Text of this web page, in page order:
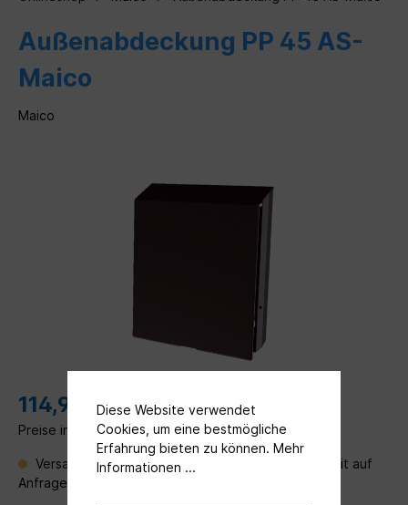
Außenabdeckung PP 45 AS-
Maico
Maico
114,99 €*
Preise inkl. MwSt. zzgl. Versandkosten
Versandfertig in 30 Tagen, Lieferzeit Verfügbarkeit auf
Anfrage per Mail an
Diese Website verwendet
Cookies, um eine bestmögliche
Erfahrung bieten zu können. Mehr
Informationen ...